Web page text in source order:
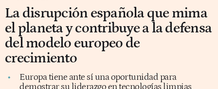
La disrupción española que mima
el planeta y contribuye a la defensa
del modelo europeo de
crecimiento
Europa tiene ante sí una oportunidad para
demostrar su liderazgo en tecnologías limpias